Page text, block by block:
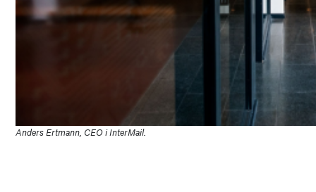
Anders Ertmann, CEO i InterMail.